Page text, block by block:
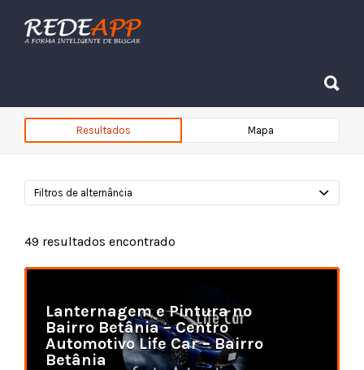
Procurar:
Resultados Mapa
Filtros de alternância
49 resultados encontrado
Lanternagem e Pintura no
Bairro Betânia – Centro
Automotivo Life Car – Bairro
Betânia